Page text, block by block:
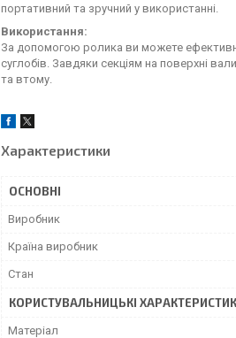
портативний та зручний у використанні.
Використання:
За допомогою ролика ви можете
суглобів. Завдяки секціям на поверхні
та втому.
Характеристики
ОСНОВНІ
Виробник
Країна виробник
Стан
КОРИСТУВАЛЬНИЦЬКІ
Матеріал